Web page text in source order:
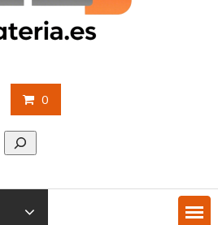
0
Buscar